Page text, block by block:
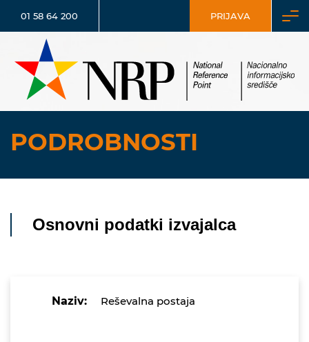
01 58 64 200 PRIJAVA
PODROBNOSTI
Osnovni podatki izvajalca
Naziv: Reševalna postaja